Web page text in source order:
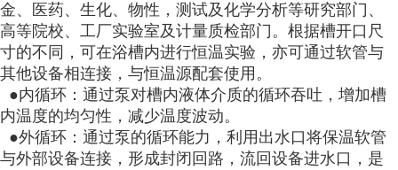
金、医药、生化、物性，测试及化学分析等研究部门、
高等院校、工厂实验室及计量质检部门。根据槽开口尺
寸的不同，可在浴槽内进行恒温实验，亦可通过软管与
其他设备相连接，与恒温源配套使用。
●内循环：通过泵对槽内液体介质的循环吞吐，增加槽
内温度的均匀性，减少温度波动。
●外循环：通过泵的循环能力，利用出水口将保温软管
与外部设备连接，形成封闭回路，流回设备进水口，是